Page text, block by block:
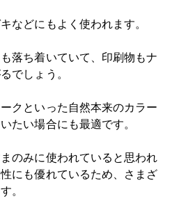
などにもよく使われます。
落ち着いていて、印刷物もナ
でしょう。
クといった自然本来のカラー
たい場合にも最適です。
のみに使われていると思われ
にも優れているため、さまざ
。